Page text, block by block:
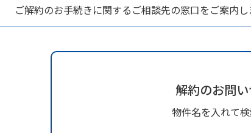
ご解約のお手続きに関するご相談先の窓口をご案内し
解約のお問
物件名を入れて